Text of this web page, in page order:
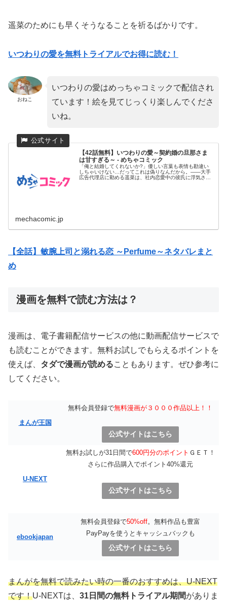
遥菜のためにも早くそうなることを祈るばかりです。
いつわりの愛を無料トライアルでお得に読む！
おねこ
いつわりの愛はめっちゃコミックで配信され
ています！絵を見てじっくり楽しんでくださ
いね。
【42話無料】いつわりの愛～契約婚の旦那さま
は甘すぎる～ - めちゃコミック
「俺と結婚してくれないか?」優しい言葉も表情も勘違い
しちゃいけない…だってこれは偽りなんだから。――大手
広告代理店に勤める遥菜は、社内恋愛中の彼氏に浮気さ
mechacomic.jp
【全話】敏腕上司と溺れる恋 ～Perfume～ネタバレまと
め
漫画を無料で読む方法は？
漫画は、電子書籍配信サービスの他に動画配信サービスで
も読むことができます。無料お試しでもらえるポイントを
使えば、 タダで漫画が読めることもあります。ぜひ参考に
してください。
まんが王国
無料会員登録で無料漫画が３０００作品以上！！
公式サイトはこちら
U-NEXT
無料お試しが31日間で600円分のポイント ＧＥＴ！
さらに作品購入でポイント40%還元
公式サイトはこちら
ebookjapan
無料会員登録で50%off。無料作品も豊富
PayPayを使うとキャッシュバックも
公式サイトはこちら
まんがを無料で読みたい時の一番のおすすめは、U-NEXT
です！U-NEXTは、 31日間の無料トライアル期間がありま